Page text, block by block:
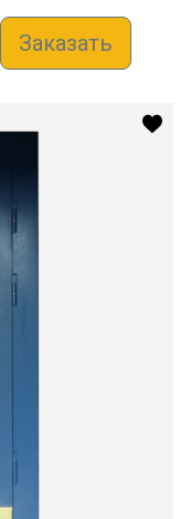
Заказать